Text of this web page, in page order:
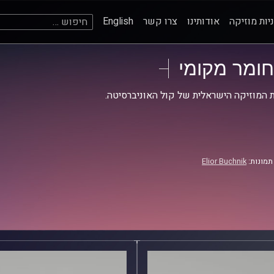
מוזיקה אודותינו צרו קשר English חיפוש:
חומר מקומי
המוזיקה הישראלית של קול האוניברסיטה.
Elior Buchnik